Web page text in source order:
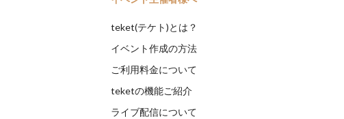
teket(テケト)とは？
イベント作成の方法
ご利用料金について
teketの機能ご紹介
ライブ配信について